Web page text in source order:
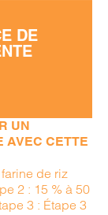
DE
UN
AVEC CETTE
de riz
2 : 15 % à 50
3 : Étape 3